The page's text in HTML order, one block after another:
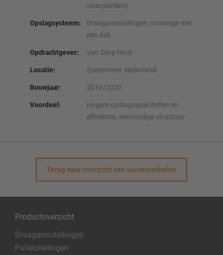
vloerplanken)
Opslagsysteem:
Draagarmstellingen, sommige met
een dak
Opdrachtgever: Van Dorp Hout
Locatie: Zoetermeer, Nederland
Bouwjaar: 2019/2020
Voordeel:
Hogere opslagcapaciteiten en
efficiëntie, eenvoudige structuur
Terug naar overzicht van succesverhalen
Productoverzicht
Draagarmstellingen
Palletstellingen